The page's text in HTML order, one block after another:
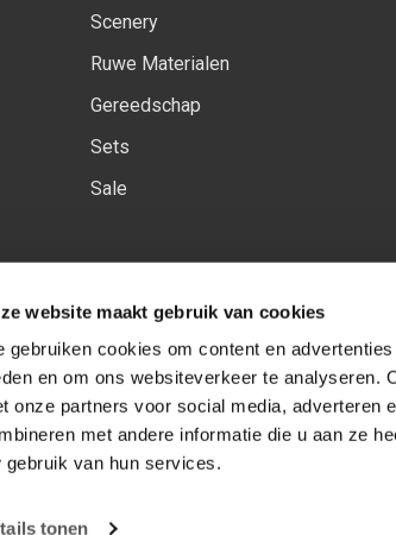
website maakt gebruik van cookies
gebruiken cookies om content en
en om ons websiteverkeer te analyseren.
onze partners voor social media, adverteren
met andere informatie die u aan ze
gebruik van hun services.
tonen
Scenery
Ruwe Materialen
Gereedschap
Sets
Sale